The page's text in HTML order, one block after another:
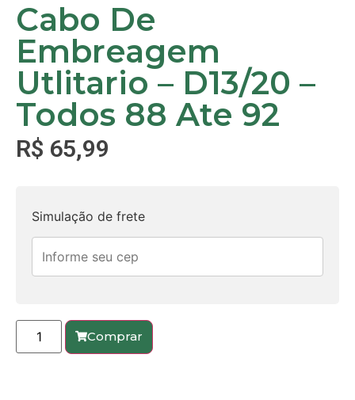
Cabo De
Embreagem
Utlitario – D13/20 –
Todos 88 Ate 92
R$ 65,99
Simulação de frete
Comprar